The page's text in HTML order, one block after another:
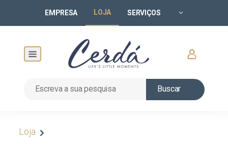
EMPRESA LOJA SERVIÇOS
Buscar
Loja